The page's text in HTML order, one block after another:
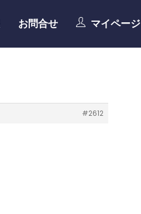
お問合せ マイページ
#2612